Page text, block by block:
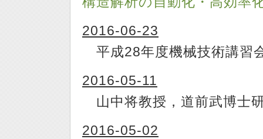
2016-06-23
平成28年度機械技術講習
2016-05-11
山中将教授，道前武博士
2016-05-02